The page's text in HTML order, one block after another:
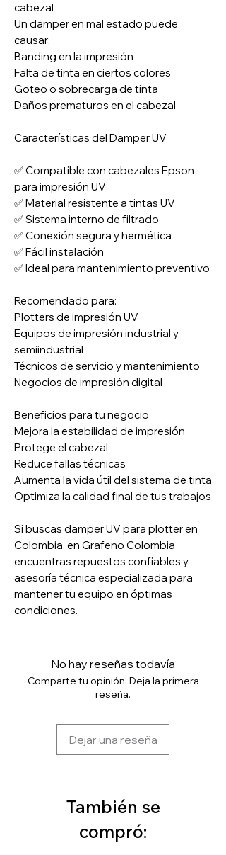
cabezal
Un damper en mal estado puede
causar:
Banding en la impresión
Falta de tinta en ciertos colores
Goteo o sobrecarga de tinta
Daños prematuros en el cabezal
Características del Damper UV
✅ Compatible con cabezales Epson
para impresión UV
✅ Material resistente a tintas UV
✅ Sistema interno de filtrado
✅ Conexión segura y hermética
✅ Fácil instalación
✅ Ideal para mantenimiento preventivo
Recomendado para:
Plotters de impresión UV
Equipos de impresión industrial y
semiindustrial
Técnicos de servicio y mantenimiento
Negocios de impresión digital
Beneficios para tu negocio
Mejora la estabilidad de impresión
Protege el cabezal
Reduce fallas técnicas
Aumenta la vida útil del sistema de tinta
Optimiza la calidad final de tus trabajos
Si buscas damper UV para plotter en
Colombia, en Grafeno Colombia
encuentras repuestos confiables y
asesoría técnica especializada para
mantener tu equipo en óptimas
condiciones.
No hay reseñas todavía
Comparte tu opinión. Deja la primera
reseña.
Dejar una reseña
También se
compró: